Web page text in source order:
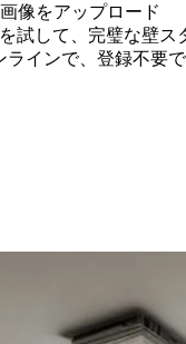
像をアップロード
試して、完璧な壁ス
インで、登録不要で